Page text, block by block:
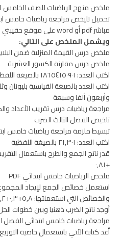
ملخص منهج الرياضيات للصف الخامس
مباشر pdf أو word على موقع حقيبتي
ويشمل الملخص على التالي:
ملخص درس القيمة المنزلية ضمن
ملخص درس مقارنة الكسور العشرية
اكتب العدد: ١٨٦٥٤١٥٠٩٠١ بالصيغة اللفظية
اكتب العدد بالصيغة القياسية بليونان
وأربعون ألفا وسبعة
مراجعة رياضيات درس تقريب الأعداد
تلخيص الفصل الثالث الضرب
تبسيط ملزمة مراجعة رياضيات خامس
اكتب العدد: ٢١,٣٠١ بالصيغة اللفظية
+٠,٨١
ملخص الرياضيات خامس ابتدائي PDF
استعمل خصائص الجمع لإيجاد
والخصائص التي استعملتها: ٥,٨+٠,٣+١,٢ =
أوجد ناتج الضرب ذهنيا وبين خطوات الحل:
مراجعة رياضيات خامس ابتدائي الفصل
أعد كتابة الآتي باستعمال خاصية التوزيع ثم